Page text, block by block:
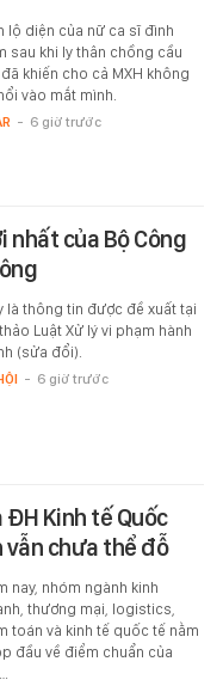
lộ diện của nữ ca sĩ đình
sau khi ly thân chồng cầu
khiến cho cả MXH không
vào mắt mình.
- 6 giờ trước
nhất của Bộ Công
là thông tin được đề xuất tại
Luật Xử lý vi phạm hành
(sửa đổi).
- 6 giờ trước
Kinh tế Quốc
chưa thể đỗ
nay, nhóm ngành kinh
thương mại, logistics,
toán và kinh tế quốc tế nằm
đầu về điểm chuẩn của